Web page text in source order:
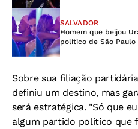
SALVADOR
Homem que beijou
político de São Paulo
Sobre sua filiação
definiu um destino, mas
será estratégica. "Só que
algum partido político que